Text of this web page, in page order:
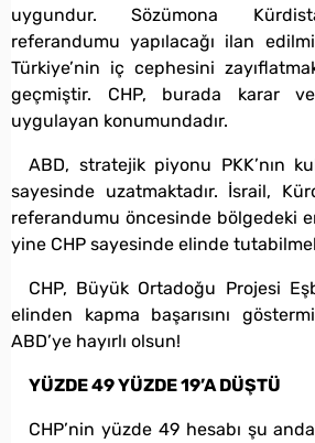
uygundur. Sözümona
referandumu yapılacağı ilan
Türkiye’nin iç cephesini
geçmiştir. CHP, burada karar
uygulayan konumundadır.
ABD, stratejik piyonu PKK’nın
sayesinde uzatmaktadır. İsrail,
referandumu öncesinde bölgedeki
yine CHP sayesinde elinde
CHP, Büyük Ortadoğu Projesi
elinden kapma başarısını
ABD’ye hayırlı olsun!
YÜZDE 49 YÜZDE 19’A DÜŞTÜ
CHP’nin yüzde 49 hesabı şu